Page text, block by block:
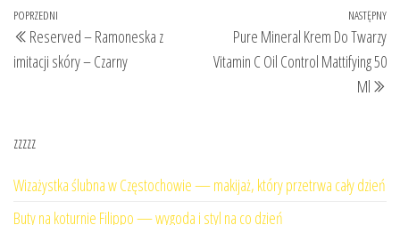
Nawigacja
wpisu
Poprzedni
wpis
POPRZEDNI
Reserved – Ramoneska z
imitacji skóry – Czarny
NASTĘPNY
Pure Mineral Krem Do Twarzy
Vitamin C Oil Control Mattifying 50
Ml
zzzzz
Wizażystka ślubna w Częstochowie — makijaż, który przetrwa cały dzień
Buty na koturnie Filippo — wygoda i styl na co dzień